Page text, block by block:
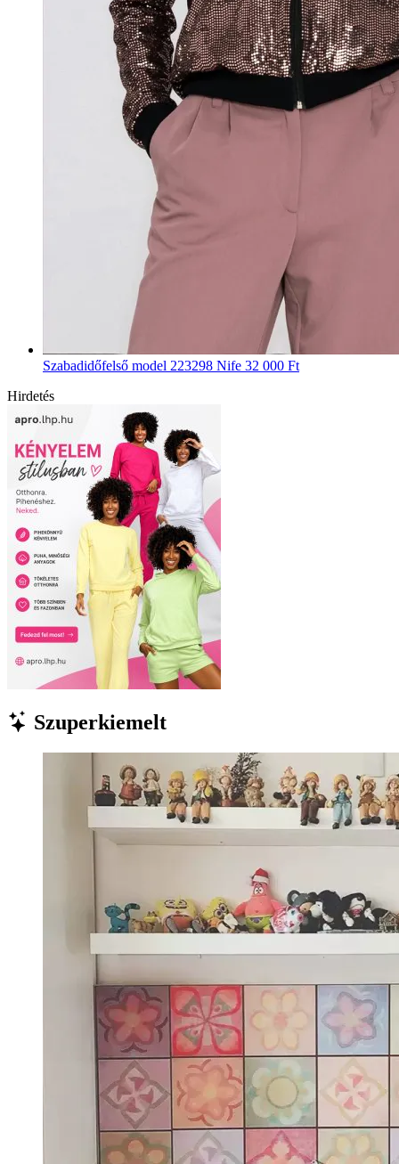
Szabadidőfelső model 223298 Nife 32 000 Ft
Hirdetés
Szuperkiemelt